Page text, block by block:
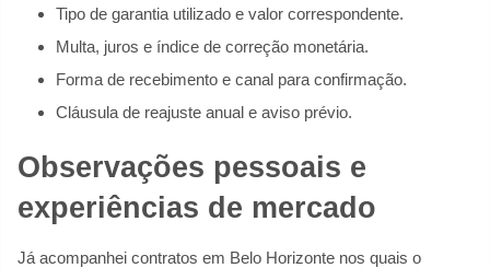
Tipo de garantia utilizado e valor correspondente.
Multa, juros e índice de correção monetária.
Forma de recebimento e canal para confirmação.
Cláusula de reajuste anual e aviso prévio.
Observações pessoais e
experiências de mercado
Já acompanhei contratos em Belo Horizonte nos quais o